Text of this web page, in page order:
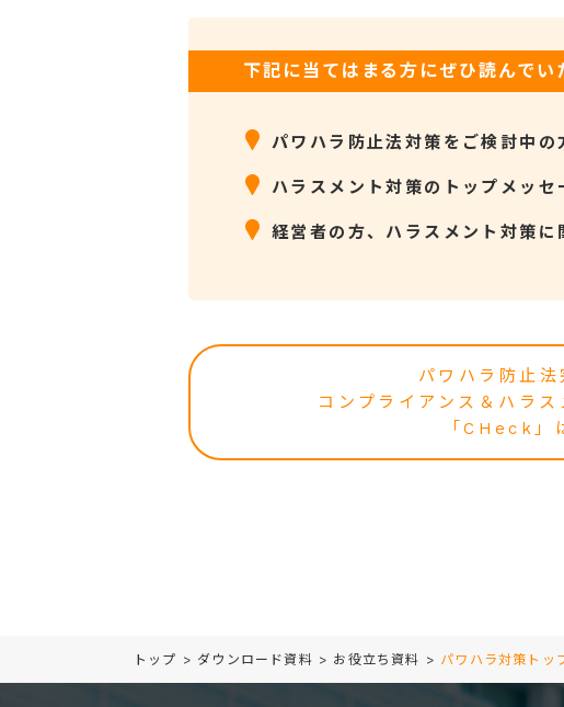
下記に当てはまる方にぜひ読んでい
パワハラ防止法対策をご検討中の
ハラスメント対策のトップメッ
経営者の方、ハラスメント対策
パワハラ防止法
コンプライアンス＆ハラ
「CHeck」
トップ > ダウンロード資料 > お役立ち資料 > パワハラ対策トッ